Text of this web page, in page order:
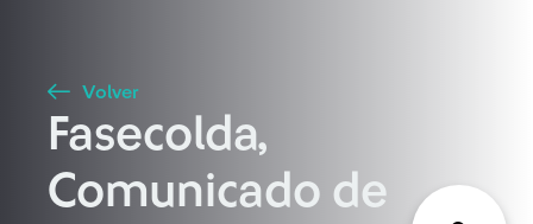
Buscar
Volver
Fasecolda,
Comunicado de